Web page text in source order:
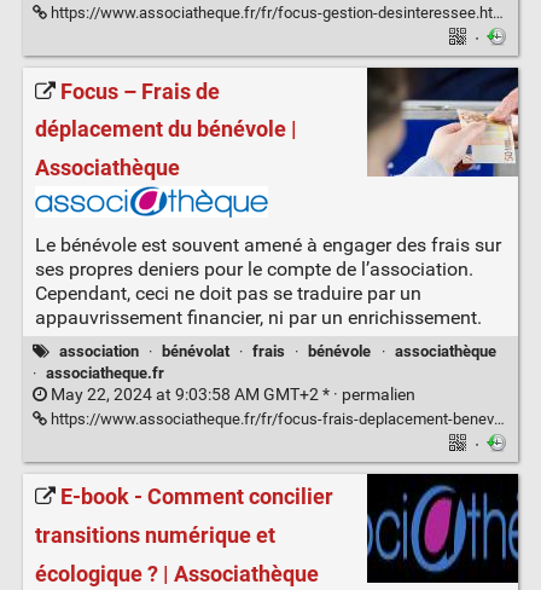
https://www.associatheque.fr/fr/focus-gestion-desinteressee.html
·
Focus – Frais de
déplacement du bénévole |
Associathèque
Le bénévole est souvent amené à engager des frais sur
ses propres deniers pour le compte de l’association.
Cependant, ceci ne doit pas se traduire par un
appauvrissement financier, ni par un enrichissement.
association · bénévolat · frais · bénévole · associathèque
· associatheque.fr
May 22, 2024 at 9:03:58 AM GMT+2 * · permalien
https://www.associatheque.fr/fr/focus-frais-deplacement-benevole.html
·
E-book - Comment concilier
transitions numérique et
écologique ? | Associathèque